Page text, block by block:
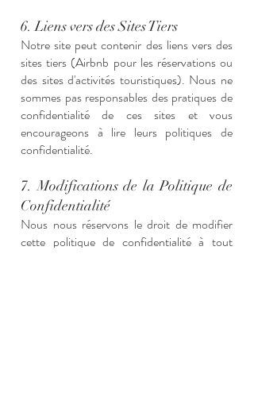
6. Liens vers des Sites Tiers
Notre site peut contenir des liens vers des
sites tiers (Airbnb pour les réservations ou
des sites d'activités touristiques). Nous ne
sommes pas responsables des pratiques de
confidentialité de ces sites et vous
encourageons à lire leurs politiques de
confidentialité.
7. Modifications de la Politique de
Confidentialité
Nous nous réservons le droit de modifier
cette politique de confidentialité à tout